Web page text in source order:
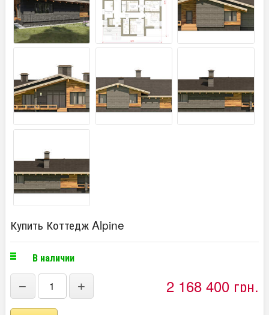
Купить Коттедж Alpine
В наличии
− + 2 168 400 грн.